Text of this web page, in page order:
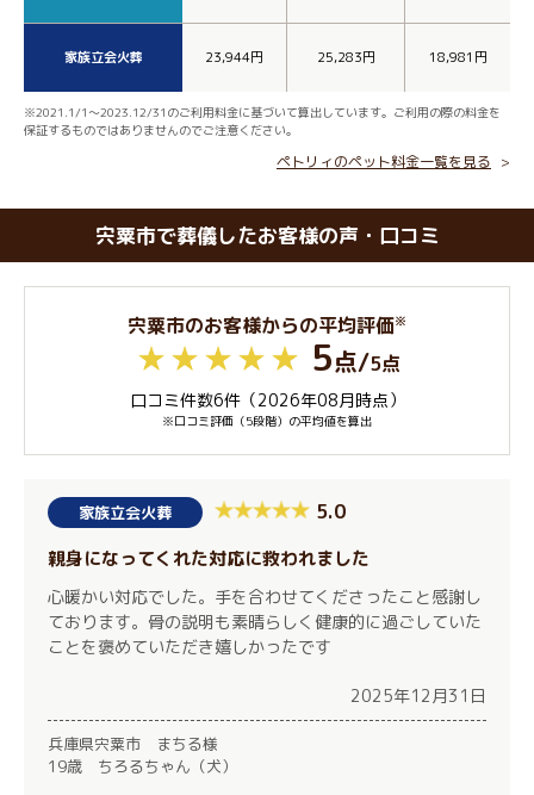
家族立会火葬 23,944円 25,283円 18,981円
※2021.1/1～2023.12/31のご利用料金に基づいて算出しています。ご利用の際の料金を
保証するものではありませんのでご注意ください。
ペトリィのペット料金一覧を見る
宍粟市で葬儀したお客様の声・口コミ
宍粟市のお客様からの平均評価※
5点/5点
口コミ件数6件（2026年08月時点）
※口コミ評価（5段階）の平均値を算出
家族立会火葬 5.0
親身になってくれた対応に救われました
心暖かい対応でした。手を合わせてくださったこと感謝し
ております。骨の説明も素晴らしく健康的に過ごしていた
ことを褒めていただき嬉しかったです
2025年12月31日
兵庫県宍粟市 まちる様
19歳 ちろるちゃん（犬）